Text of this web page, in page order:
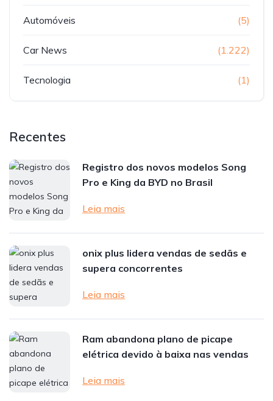
Automóveis (5)
Car News (1.222)
Tecnologia (1)
Recentes
Registro dos novos modelos Song
Pro e King da BYD no Brasil
Leia mais
onix plus lidera vendas de sedãs e
supera concorrentes
Leia mais
Ram abandona plano de picape
elétrica devido à baixa nas vendas
Leia mais